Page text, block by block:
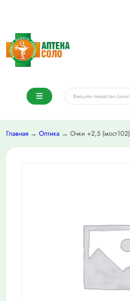
Главная → Оптика → Очки +2,5 (мост102)